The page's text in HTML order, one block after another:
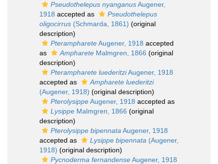
Pseudothelepus nyanganusAugener,
1918 accepted as
Pseudothelepus
oligocirrus (Schmarda, 1861) (original
description)
PteramphareteAugener, 1918 accepted
as
Ampharete Malmgren, 1866 (original
description)
Pterampharete luederitziAugener, 1918
accepted as
Ampharete luederitzi
(Augener, 1918) (original description)
PterolysippeAugener, 1918 accepted as
Lysippe Malmgren, 1866 (original
description)
Pterolysippe bipennata Augener, 1918
accepted as
Lysippe bipennata (Augener,
1918) (original description)
Pycnoderma fernandenseAugener, 1918